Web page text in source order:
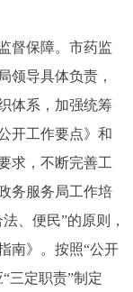
投资项目
督保障。市药监
领导具体负责，
体系，加强统筹
开工作要点》和
求，不断完善工
务服务局工作培
、便民”的原则，
南》。按照“公开
三定职责”制定